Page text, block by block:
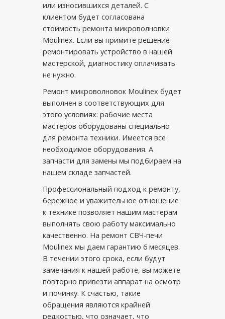
или износившихся деталей. С
клиентом будет согласована
стоимость ремонта микроволновки
Moulinex. Если вы примите решение
ремонтировать устройство в нашей
мастерской, диагностику оплачивать
не нужно.
Ремонт микроволновок Moulinex будет
выполнен в соответствующих для
этого условиях: рабочие места
мастеров оборудованы специально
для ремонта техники. Имеется все
необходимое оборудования. А
запчасти для замены мы подбираем на
нашем складе запчастей.
Профессиональный подход к ремонту,
бережное и уважительное отношение
к технике позволяет нашим мастерам
выполнять свою работу максимально
качественно. На ремонт СВЧ-печи
Moulinex мы даем гарантию 6 месяцев.
В течении этого срока, если будут
замечания к нашей работе, вы можете
повторно привезти аппарат на осмотр
и починку. К счастью, такие
обращения являются крайней
редкостью, что означает, что